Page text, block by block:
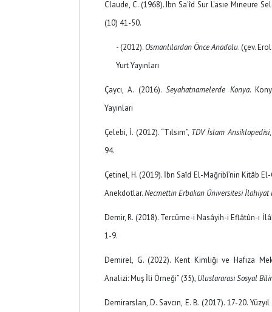
Claude, C. (1968). Ibn Sa'îd Sur L'asıe Mıneure
(10) 41-50.
- (2012). Osmanlılardan Önce Anadolu. (çev.
Yurt Yayınları
Çaycı, A. (2016).Seyahatnamelerde Konya.
Yayınları
Çelebi, İ. (2012). “Tılsım”, TDV İslam Ansiklopedisi
94.
Çetinel, H. (2019). İbn Saîd El-Mağribî’nin Kitâb
Anekdotlar.Necmettin Erbakan Üniversitesi İlahiyat
Demir, R. (2018). Tercüme-i Nasâyih-i Eflâtûn-ı
1-9.
Demirel, G. (2022). Kent Kimliği ve Hafıza
Analizi: Muş İli Örneği” (35), Uluslararası Sosyal
Demirarslan, D. Savcın, E. B. (2017). 17-20.